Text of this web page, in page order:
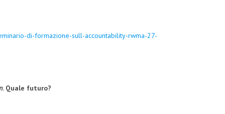
di-formazione-sull-accountability-rwma-27-
. Quale futuro?